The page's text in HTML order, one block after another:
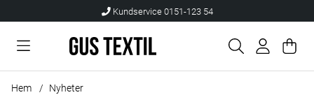
Kundservice 0151-123 54
.
Hem Nyheter